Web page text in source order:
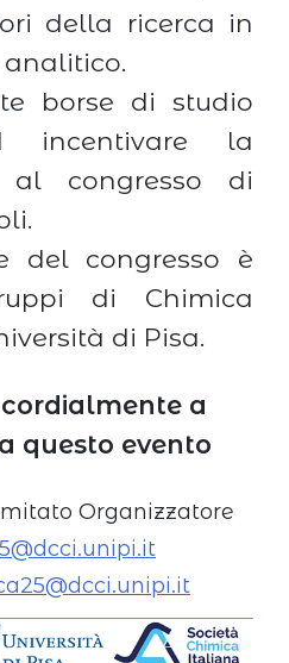
della ricerca in
borse di studio
incentivare la
al congresso di
del congresso è
di Chimica
di Pisa.
a
questo evento
Organizzatore